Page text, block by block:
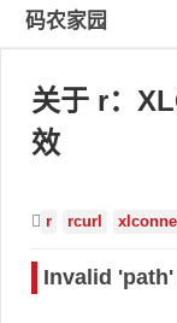
码农家园
关于 r：
效
r rcurl
Invalid